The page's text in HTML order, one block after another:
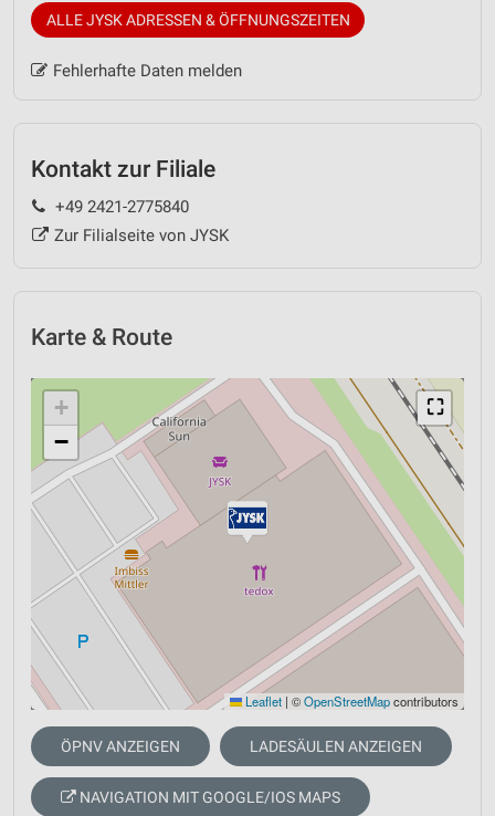
ALLE JYSK ADRESSEN & ÖFFNUNGSZEITEN
Fehlerhafte Daten melden
Kontakt zur Filiale
+49 2421-2775840
Zur Filialseite von JYSK
Karte & Route
⛶
+
−
Leaflet | ©OpenStreetMapcontributors
ÖPNV ANZEIGEN LADESÄULEN ANZEIGEN
NAVIGATION MIT GOOGLE/IOS MAPS